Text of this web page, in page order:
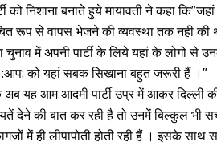
को निशाना बनाते हुये मायावती ने कहा
रूप से वापस भेजने की व्यवस्था तक नही की
चुनाव में अपनी पार्टी के लिये यहां के लोगो से
को यहां सबक सिखाना बहुत जरूरी हैं ।”
अब यह आम आदमी पार्टी उप्र में आकर
देने की बात कर रही है तो उनमें बिल्कुल भी
में ही लीपापोती होती रही हैं । इसके